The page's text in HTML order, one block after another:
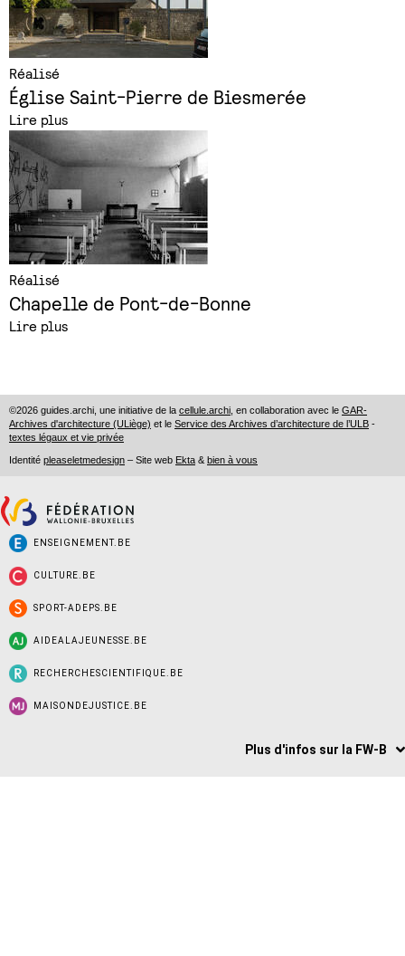
Réalisé
Église Saint-Pierre de Biesmerée
Lire plus
Réalisé
Chapelle de Pont-de-Bonne
Lire plus
©2026 guides.archi, une initiative de la cellule.archi , en collaboration avec le GAR-
Archives d'architecture (ULiège) et le Service des Archives d’architecture de l’ULB -
textes légaux et vie privée
Identité pleaseletmedesign – Site web Ekta & bien à vous
ENSEIGNEMENT.BE
CULTURE.BE
SPORT-ADEPS.BE
AIDEALAJEUNESSE.BE
RECHERCHESCIENTIFIQUE.BE
MAISONDEJUSTICE.BE
Plus d'infos sur la FW-B